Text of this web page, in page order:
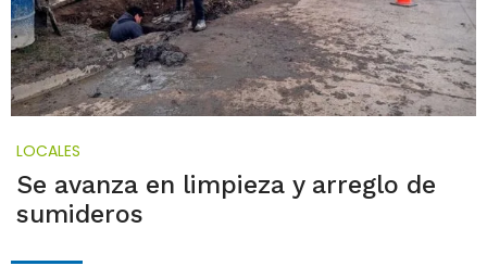
LOCALES
Se avanza en limpieza y arreglo de
sumideros